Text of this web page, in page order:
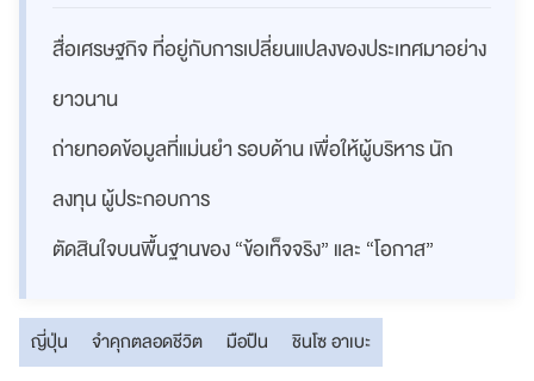
สื่อเศรษฐกิจ ที่อยู่กับการเปลี่ยนแปลงของประเทศมาอย่าง
ยาวนาน
ถ่ายทอดข้อมูลที่แม่นยำ รอบด้าน เพื่อให้ผู้บริหาร นัก
ลงทุน ผู้ประกอบการ
ตัดสินใจบนพื้นฐานของ “ข้อเท็จจริง” และ “โอกาส”
ญี่ปุ่น จำคุกตลอดชีวิต มือปืน ชินโซ อาเบะ